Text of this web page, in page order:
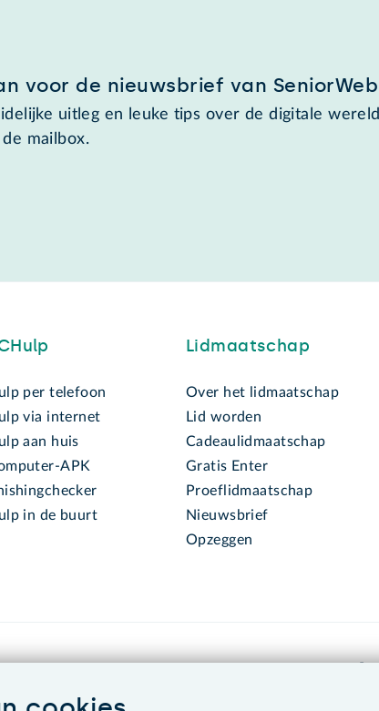
voor de nieuwsbrief van SeniorWeb
uitleg en leuke tips over de digitale
mailbox.
per telefoon
via internet
aan huis
APK
in de buurt
Lidmaatschap
Over het lidmaatschap
Lid worden
Cadeaulidmaatschap
Gratis Enter
Proeflidmaatschap
Nieuwsbrief
Opzeggen